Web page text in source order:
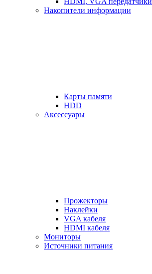
Накопители информации
Карты памяти
HDD
Аксессуары
Прожекторы
Наклейки
VGA кабеля
HDMI кабеля
Мониторы
Источники питания